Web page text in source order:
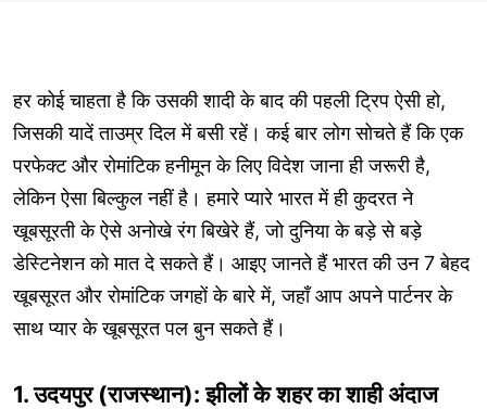
हर कोई चाहता है कि उसकी शादी के बाद की पहली ट्रिप ऐसी हो,
जिसकी यादें ताउम्र दिल में बसी रहें। कई बार लोग सोचते हैं कि एक
परफेक्ट और रोमांटिक हनीमून के लिए विदेश जाना ही जरूरी है,
लेकिन ऐसा बिल्कुल नहीं है। हमारे प्यारे भारत में ही कुदरत ने
खूबसूरती के ऐसे अनोखे रंग बिखेरे हैं, जो दुनिया के बड़े से बड़े
डेस्टिनेशन को मात दे सकते हैं। आइए जानते हैं भारत की उन 7 बेहद
खूबसूरत और रोमांटिक जगहों के बारे में, जहाँ आप अपने पार्टनर के
साथ प्यार के खूबसूरत पल बुन सकते हैं।
1. उदयपुर (राजस्थान): झीलों के शहर का शाही अंदाज